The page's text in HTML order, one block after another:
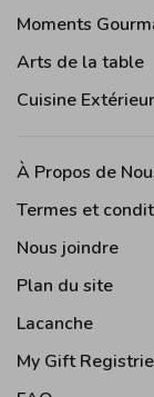
Moments
Arts de la table
Cuisine
À Propos de
Termes et
Nous joindre
Plan du site
Lacanche
My Gift